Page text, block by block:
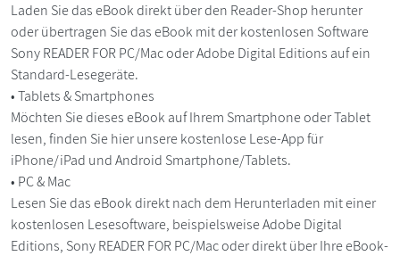
Laden Sie das eBook direkt über den Reader-Shop herunter
oder übertragen Sie das eBook mit der kostenlosen Software
Sony READER FOR PC/Mac oder Adobe Digital Editions auf ein
Standard-Lesegeräte.
• Tablets & Smartphones
Möchten Sie dieses eBook auf Ihrem Smartphone oder Tablet
lesen, finden Sie hier unsere kostenlose Lese-App für
iPhone/iPad und Android Smartphone/Tablets.
• PC & Mac
Lesen Sie das eBook direkt nach dem Herunterladen mit einer
kostenlosen Lesesoftware, beispielsweise Adobe Digital
Editions, Sony READER FOR PC/Mac oder direkt über Ihre eBook-